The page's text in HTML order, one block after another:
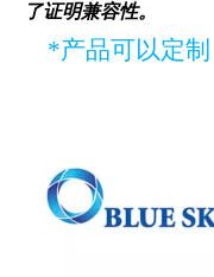
了证明兼容性。
*产品可以定